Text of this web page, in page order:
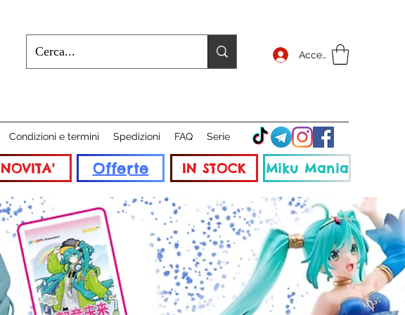
Accedi
Condizioni e termini Spedizioni FAQ Serie
NOVITA' Offerte IN STOCK Miku Mania